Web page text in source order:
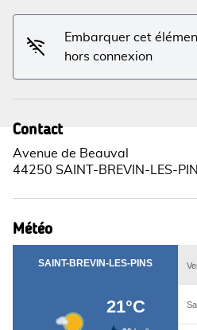
Embarquer cet
hors connexion
Contact
Avenue de Beauval
44250 SAINT-BREVIN-LES-
Météo